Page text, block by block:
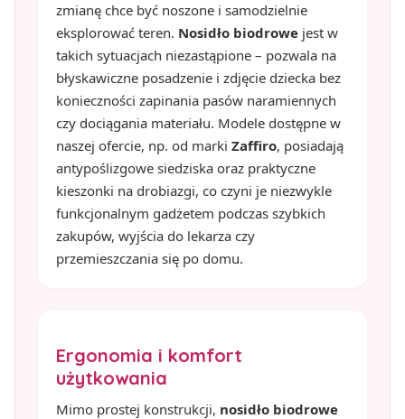
zmianę chce być noszone i samodzielnie
eksplorować teren. Nosidło biodrowe jest w
takich sytuacjach niezastąpione – pozwala na
błyskawiczne posadzenie i zdjęcie dziecka bez
konieczności zapinania pasów naramiennych
czy dociągania materiału. Modele dostępne w
naszej ofercie, np. od marki Zaffiro, posiadają
antypoślizgowe siedziska oraz praktyczne
kieszonki na drobiazgi, co czyni je niezwykle
funkcjonalnym gadżetem podczas szybkich
zakupów, wyjścia do lekarza czy
przemieszczania się po domu.
Ergonomia i komfort
użytkowania
Mimo prostej konstrukcji, nosidło biodrowe